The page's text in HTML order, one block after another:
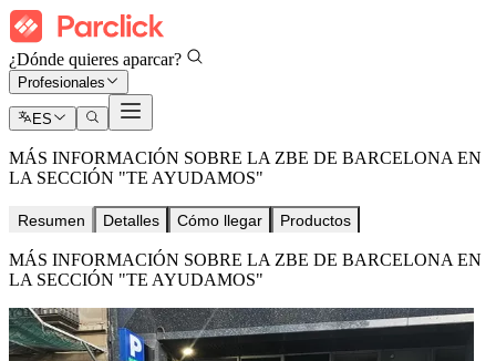
¿Dónde quieres aparcar?
Profesionales
ES
MÁS INFORMACIÓN SOBRE LA ZBE DE BARCELONA EN
LA SECCIÓN "TE AYUDAMOS"
Resumen Detalles Cómo llegar Productos
MÁS INFORMACIÓN SOBRE LA ZBE DE BARCELONA EN
LA SECCIÓN "TE AYUDAMOS"